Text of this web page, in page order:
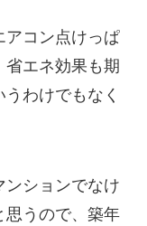
アコン点けっぱ
エネ効果も期
わけでもなく
ンションでなけ
思うので、築年